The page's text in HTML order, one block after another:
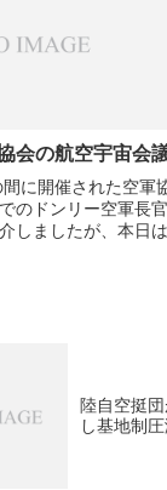
会の航空宇宙会
に開催された空軍
のドンリー空軍長
しましたが、本日は
陸自空挺
し基地制